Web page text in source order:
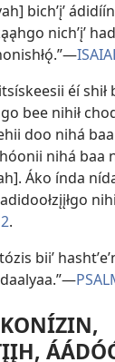
bichʼįʼ
nichʼįʼ
éí shił
bee nihił
doo nihá
nihá baa
Áko índa
.
biiʼ